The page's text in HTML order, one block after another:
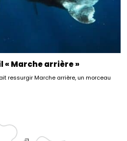
« Marche arrière »
ressurgir Marche arrière, un morceau